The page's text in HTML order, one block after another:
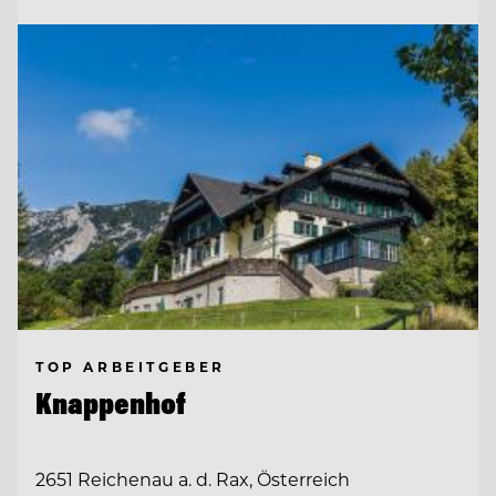
TOP ARBEITGEBER
Knappenhof
2651 Reichenau a. d. Rax, Österreich